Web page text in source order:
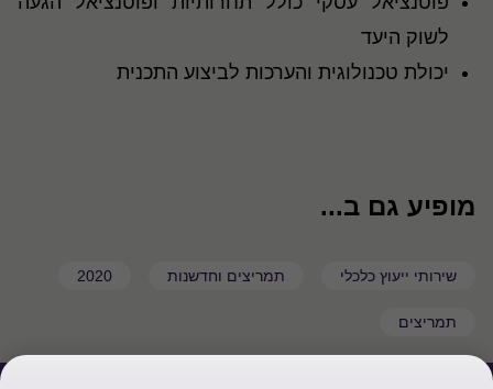
לשוק היעד
יכולת טכנולוגית והערכות לביצוע התכנית
מופיע גם ב...
שירותי ייעוץ כלכלי תמריצים וחדשנות 2020
תמריצים